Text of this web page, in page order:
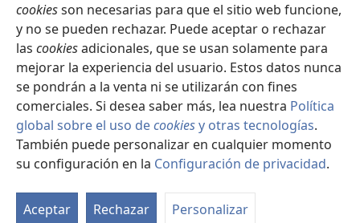
cookiesson necesarias para que el sitio web funcione,
y no se pueden rechazar. Puede aceptar o rechazar
las cookiesadicionales, que se usan solamente para
mejorar la experiencia del usuario. Estos datos nunca
se pondrán a la venta ni se utilizarán con fines
comerciales. Si desea saber más, lea nuestra Política
global sobre el uso decookiesy otras tecnologías.
También puede personalizar en cualquier momento
su configuración en la Configuración de privacidad.
Aceptar Rechazar Personalizar